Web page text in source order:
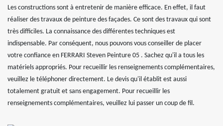
Les constructions sont à entretenir de manière efficace. En effet, il faut
réaliser des travaux de peinture des façades. Ce sont des travaux qui sont
très difficiles. La connaissance des différentes techniques est
indispensable. Par conséquent, nous pouvons vous conseiller de placer
votre confiance en FERRARI Steven Peinture 05 . Sachez qu'il a tous les
matériels appropriés. Pour recueillir les renseignements complémentaires,
veuillez le téléphoner directement. Le devis qu'il établit est aussi
totalement gratuit et sans engagement. Pour recueillir les
renseignements complémentaires, veuillez lui passer un coup de fil.